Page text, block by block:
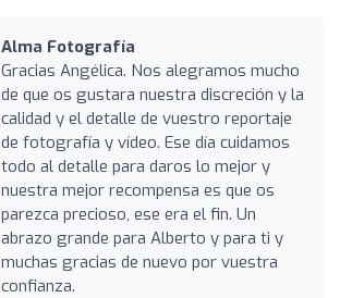
Alma Fotografía
Gracias Angélica. Nos alegramos mucho
de que os gustara nuestra discreción y la
calidad y el detalle de vuestro reportaje
de fotografía y vídeo. Ese día cuidamos
todo al detalle para daros lo mejor y
nuestra mejor recompensa es que os
parezca precioso, ese era el fin. Un
abrazo grande para Alberto y para ti y
muchas gracias de nuevo por vuestra
confianza.